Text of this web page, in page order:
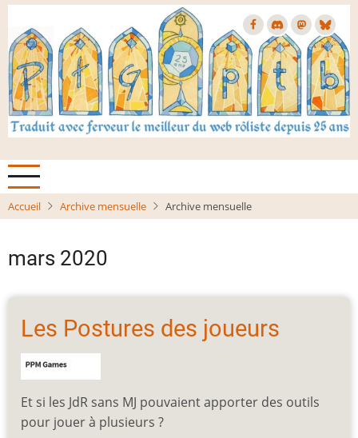
Aller
contenu
principal
Accueil Archive mensuelle Archive mensuelle
mars 2020
Les Postures des joueurs
Et si les JdR sans MJ pouvaient apporter des outils
pour jouer à plusieurs ?